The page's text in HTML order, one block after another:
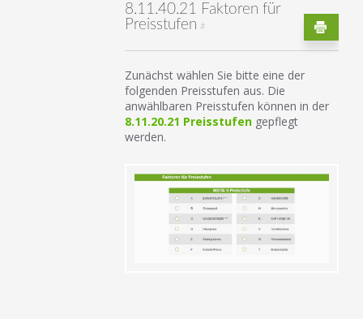
8.11.40.21 Faktoren für
Preisstufen #
Zunächst wählen Sie bitte eine der
folgenden Preisstufen aus. Die
anwählbaren Preisstufen können in der
8.11.20.21 Preisstufen gepflegt
werden.